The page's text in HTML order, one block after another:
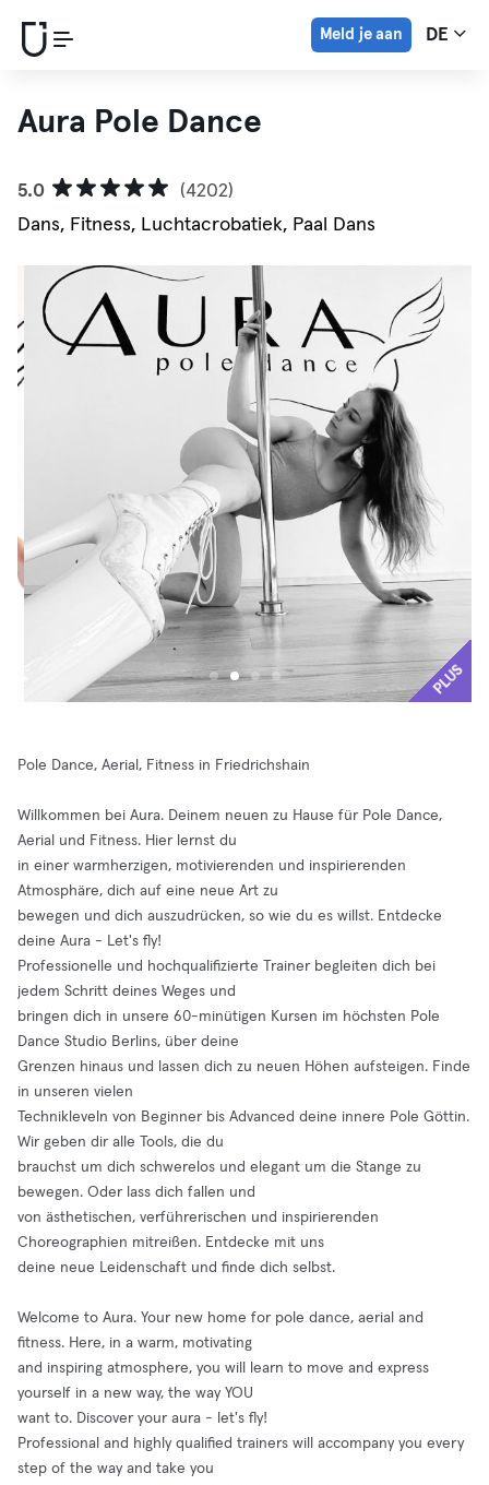
Meld je aan DE
Aura Pole Dance
5.0
(4202)
Dans, Fitness, Luchtacrobatiek, Paal Dans
PLUS
Pole Dance, Aerial, Fitness in Friedrichshain
Willkommen bei Aura. Deinem neuen zu Hause für Pole Dance,
Aerial und Fitness. Hier lernst du
in einer warmherzigen, motivierenden und inspirierenden
Atmosphäre, dich auf eine neue Art zu
bewegen und dich auszudrücken, so wie du es willst. Entdecke
deine Aura - Let's fly!
Professionelle und hochqualifizierte Trainer begleiten dich bei
jedem Schritt deines Weges und
bringen dich in unsere 60-minütigen Kursen im höchsten Pole
Dance Studio Berlins, über deine
Grenzen hinaus und lassen dich zu neuen Höhen aufsteigen. Finde
in unseren vielen
Technikleveln von Beginner bis Advanced deine innere Pole Göttin.
Wir geben dir alle Tools, die du
brauchst um dich schwerelos und elegant um die Stange zu
bewegen. Oder lass dich fallen und
von ästhetischen, verführerischen und inspirierenden
Choreographien mitreißen. Entdecke mit uns
deine neue Leidenschaft und finde dich selbst.
Welcome to Aura. Your new home for pole dance, aerial and
fitness. Here, in a warm, motivating
and inspiring atmosphere, you will learn to move and express
yourself in a new way, the way YOU
want to. Discover your aura - let's fly!
Professional and highly qualified trainers will accompany you every
step of the way and take you